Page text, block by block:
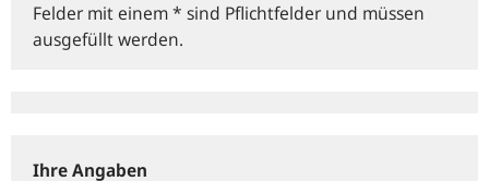
Felder mit einem * sind Pflichtfelder und müssen
ausgefüllt werden.
Ihre Angaben